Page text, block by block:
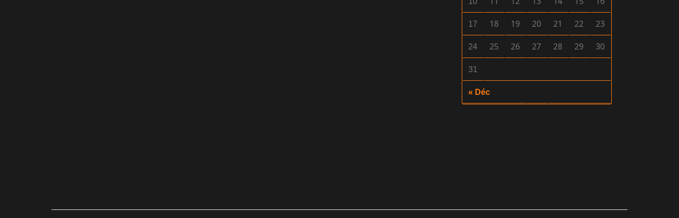
« Déc
17 18 19 20 21 22 23
24 25 26 27 28 29 30
31